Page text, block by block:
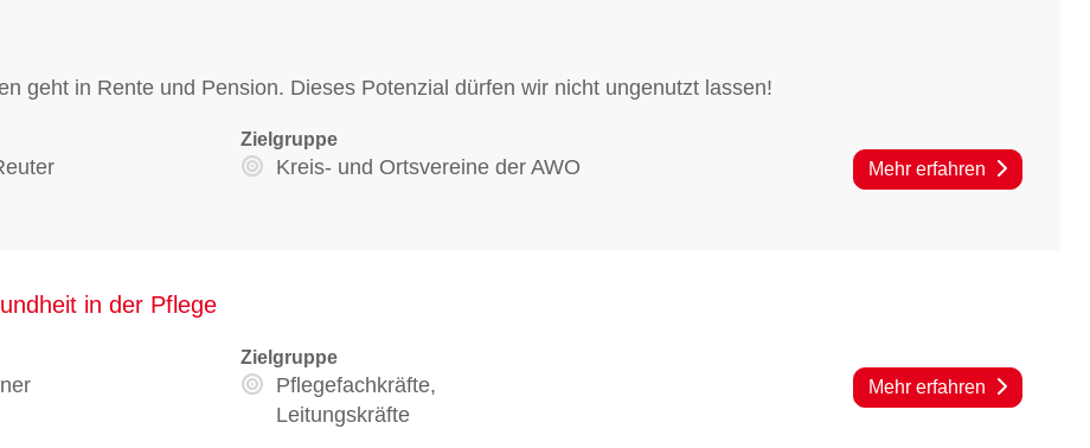
geht in Rente und Pension. Dieses Potenzial dürfen wir nicht ungenutzt lassen!
Zielgruppe
Kreis- und Ortsvereine der AWO Mehr erfahren
in der Pflege
Zielgruppe
Pflegefachkräfte,
Leitungskräfte
Mehr erfahren